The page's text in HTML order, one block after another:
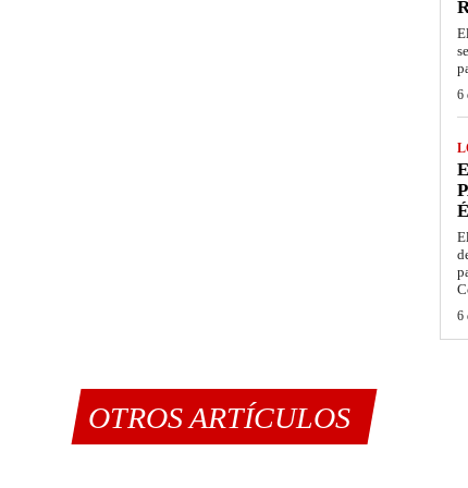
6
6
OTROS ARTÍCULOS